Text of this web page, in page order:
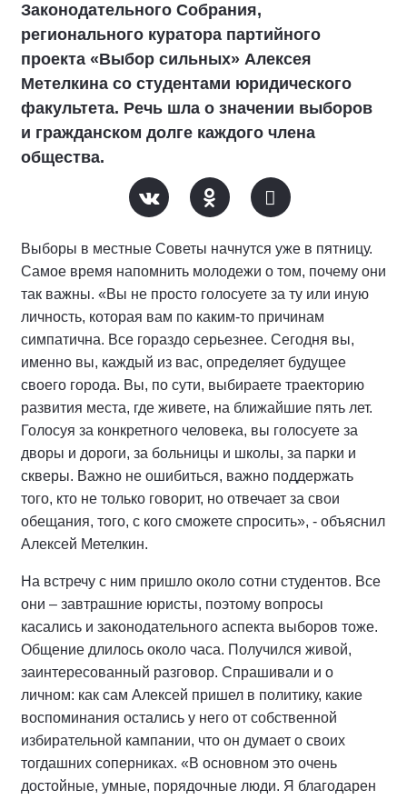
Законодательного Собрания,
регионального куратора партийного
проекта «Выбор сильных» Алексея
Метелкина со студентами юридического
факультета. Речь шла о значении выборов
и гражданском долге каждого члена
общества.
Выборы в местные Советы начнутся уже в пятницу.
Самое время напомнить молодежи о том, почему они
так важны. «Вы не просто голосуете за ту или иную
личность, которая вам по каким-то причинам
симпатична. Все гораздо серьезнее. Сегодня вы,
именно вы, каждый из вас, определяет будущее
своего города. Вы, по сути, выбираете траекторию
развития места, где живете, на ближайшие пять лет.
Голосуя за конкретного человека, вы голосуете за
дворы и дороги, за больницы и школы, за парки и
скверы. Важно не ошибиться, важно поддержать
того, кто не только говорит, но отвечает за свои
обещания, того, с кого сможете спросить», - объяснил
Алексей Метелкин.
На встречу с ним пришло около сотни студентов. Все
они – завтрашние юристы, поэтому вопросы
касались и законодательного аспекта выборов тоже.
Общение длилось около часа. Получился живой,
заинтересованный разговор. Спрашивали и о
личном: как сам Алексей пришел в политику, какие
воспоминания остались у него от собственной
избирательной кампании, что он думает о своих
тогдашних соперниках. «В основном это очень
достойные, умные, порядочные люди. Я благодарен